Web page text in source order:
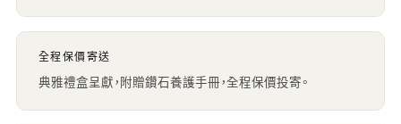
全程保價寄送
典雅禮盒呈獻，附贈鑽石養護手冊，全程保價投寄。